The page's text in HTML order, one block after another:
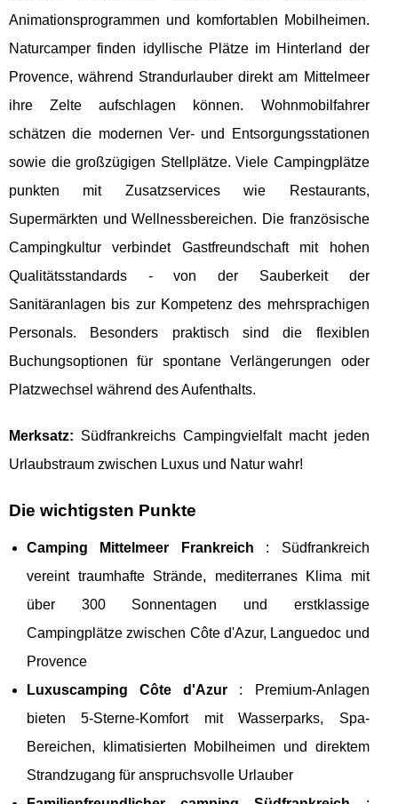
Animationsprogrammen und komfortablen Mobilheimen.
Naturcamper finden idyllische Plätze im Hinterland der
Provence, während Strandurlauber direkt am Mittelmeer
ihre Zelte aufschlagen können. Wohnmobilfahrer
schätzen die modernen Ver- und Entsorgungsstationen
sowie die großzügigen Stellplätze. Viele Campingplätze
punkten mit Zusatzservices wie Restaurants,
Supermärkten und Wellnessbereichen. Die französische
Campingkultur verbindet Gastfreundschaft mit hohen
Qualitätsstandards - von der Sauberkeit der
Sanitäranlagen bis zur Kompetenz des mehrsprachigen
Personals. Besonders praktisch sind die flexiblen
Buchungsoptionen für spontane Verlängerungen oder
Platzwechsel während des Aufenthalts.
Merksatz: Südfrankreichs Campingvielfalt macht jeden
Urlaubstraum zwischen Luxus und Natur wahr!
Die wichtigsten Punkte
Camping Mittelmeer Frankreich : Südfrankreich
vereint traumhafte Strände, mediterranes Klima mit
über 300 Sonnentagen und erstklassige
Campingplätze zwischen Côte d'Azur, Languedoc und
Provence
Luxuscamping Côte d'Azur : Premium-Anlagen
bieten 5-Sterne-Komfort mit Wasserparks, Spa-
Bereichen, klimatisierten Mobilheimen und direktem
Strandzugang für anspruchsvolle Urlauber